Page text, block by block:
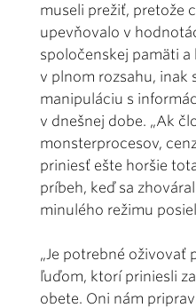
museli prežiť, pretože
upevňovalo v
spoločenskej pamäti
v plnom rozsahu, inak
manipuláciu s
v dnešnej dobe. „Ak
monsterprocesov,
priniesť ešte horšie
príbeh, keď sa
minulého režimu
„Je potrebné oživovať
ľuďom, ktorí priniesli
obete. Oni nám